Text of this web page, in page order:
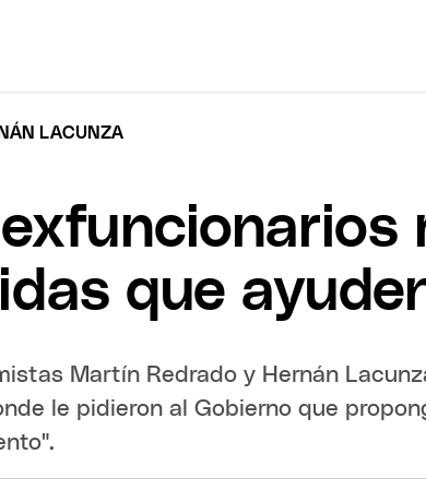
LACUNZA
exfuncionarios
que
Martín Redrado y Hernán
le pidieron al Gobierno que